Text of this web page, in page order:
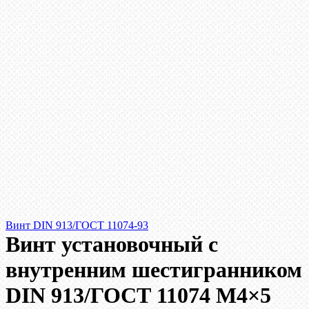
Винт DIN 913/ГОСТ 11074-93
Винт установочный с
внутренним шестигранником
DIN 913/ГОСТ 11074 М4×5